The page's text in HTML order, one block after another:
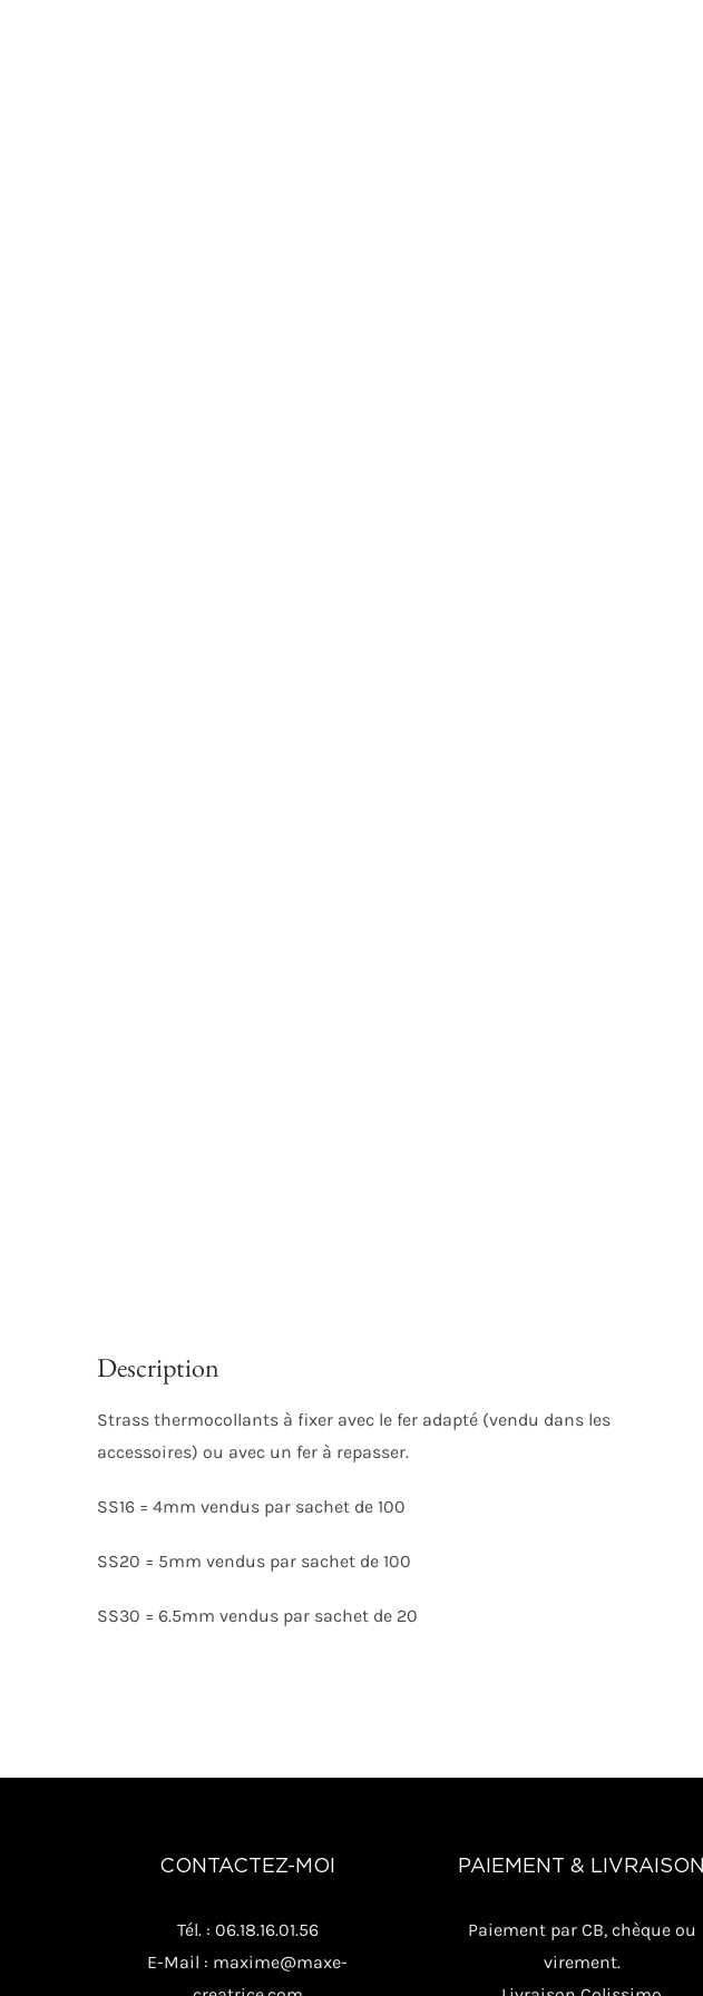
Description
Strass thermocollants à fixer avec le fer adapté (vendu dans les
accessoires) ou avec un fer à repasser.
SS16 = 4mm vendus par sachet de 100
SS20 = 5mm vendus par sachet de 100
SS30 = 6.5mm vendus par sachet de 20
CONTACTEZ-MOI
Tél. : 06.18.16.01.56
E-Mail : maxime@maxe-
PAIEMENT & LIVRAISON
Paiement par CB, chèque ou
virement.